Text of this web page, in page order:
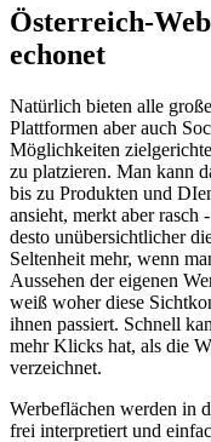
Österreich-
echonet
Natürlich bieten alle
Plattformen aber auch
Möglichkeiten
zu platzieren. Man kann
bis zu Produkten und
ansieht, merkt aber rasch
desto unübersichtlicher
Seltenheit mehr, wenn
Aussehen der eigenen
weiß woher diese
ihnen passiert. Schnell
mehr Klicks hat, als die
verzeichnet.
Werbeflächen werden in
frei interpretiert und